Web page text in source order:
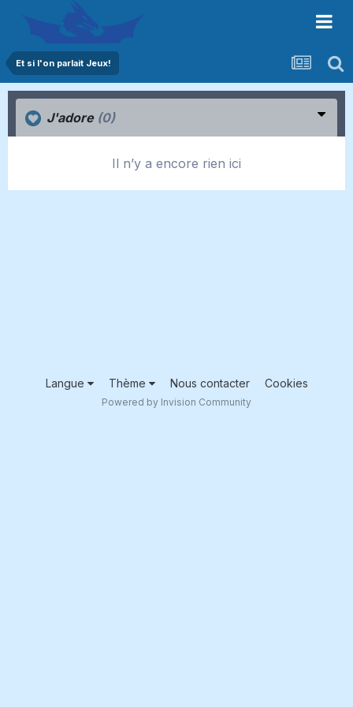
Et si l'on parlait Jeux!
J'adore (0)
Il n’y a encore rien ici
Langue Thème Nous contacter Cookies
Powered by Invision Community